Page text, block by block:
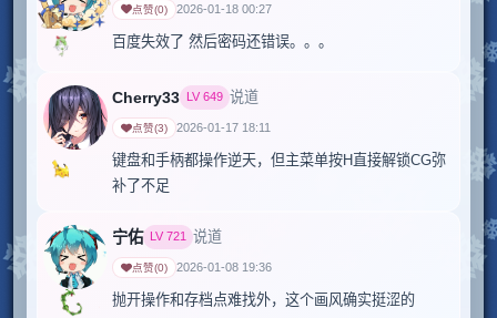
当前评论包含部分剧透
点赞(0) 2026-01-18 00:27
百度失效了 然后密码还错误。。。
Cherry33 LV649 说道
点赞(3) 2026-01-17 18:11
键盘和手柄都操作逆天，但主菜单按H直接解锁CG弥
补了不足
宁佑 LV721 说道
点赞(0) 2026-01-08 19:36
抛开操作和存档点难找外，这个画风确实挺涩的